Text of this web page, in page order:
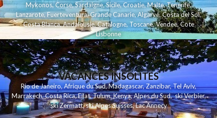
Mykonos,Corse,Sardaigne,Sicile,Croatie,Malte,Tenerife,
Lanzarote,Fuerteventura,Grande Canarie,Algarve,Costa del Sol,
Costa Blanca,Andalousie,Catalogne,Toscane,Vendee,Cote
Lisbonne
VACANCES INSOLITES
Rio de Janeiro,Afrique du Sud,Madagascar,Zanzibar,Tel Aviv,
Marrakech,Costa Rica,Eilat,Tulum,Kenya,Alpes du Sud,ski Verbier,
ski Zermatt,ski Alpes Suisses,Lac Annecy